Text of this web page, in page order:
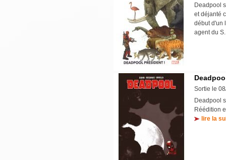
Deadpool
et déjanté
début d'un
agent du
Sortie le
Deadpool
Réédition
lire la